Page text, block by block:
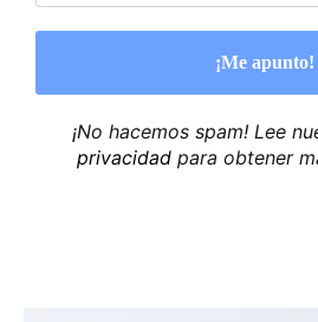
¡No hacemos spam! Lee
privacidad para obtener